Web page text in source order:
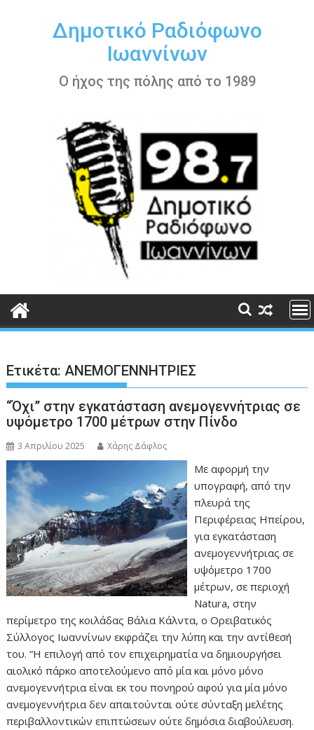
περιεχόμενοΔημοτικό Ραδιόφωνο
Ιωαννίνων
Ο ήχος της πόλης από το 1989
Ετικέτα:ΑΝΕΜΟΓΕΝΝΗΤΡΙΕΣ
“Όχι” στην εγκατάσταση ανεμογεννήτριας σε
υψόμετρο 1700 μέτρων στην Πίνδο
3 Απριλίου 2025 Χάρης Δάφλος
Με αφορμή την
υπογραφή, από την
πλευρά της
Περιφέρειας Ηπείρου,
για εγκατάσταση
ανεμογεννήτριας σε
υψόμετρο 1700
μέτρων, σε περιοχή
Natura, στην
περίμετρο της κοιλάδας Βάλια Κάλντα, ο Ορειβατικός
Σύλλογος Ιωαννίνων εκφράζει την λύπη και την αντίθεσή
του. “H επιλογή από τον επιχειρηματία να δημιουργήσει
αιολικό πάρκο αποτελούμενο από μία και μόνο μόνο
ανεμογεννήτρια είναι εκ του πονηρού αφού για μία μόνο
ανεμογεννήτρια δεν απαιτούνται ούτε σύνταξη μελέτης
περιβαλλοντικών επιπτώσεων ούτε δημόσια διαβούλευση.